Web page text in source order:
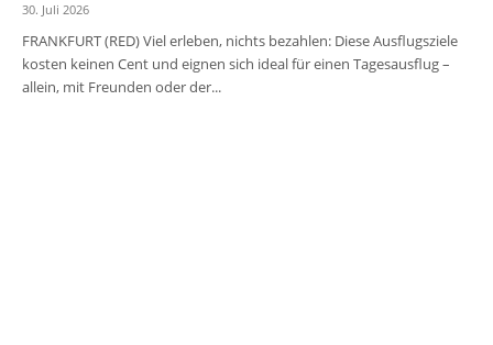
30. Juli 2026
FRANKFURT (RED) Viel erleben, nichts bezahlen: Diese Ausflugsziele
kosten keinen Cent und eignen sich ideal für einen Tagesausflug –
allein, mit Freunden oder der...